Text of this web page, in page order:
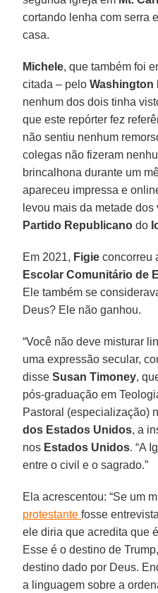
cortando lenha com serra
casa.
Michele, que também foi
citada – peloWashington
nenhum dos dois tinha
que este repórter fez
não sentiu nenhum
colegas não fizeram
brincalhona durante um
apareceu impressa e
levou mais da metade
Partido Republicano do
Em 2021, Figie concorreu
Escolar Comunitário de
Ele também se
Deus? Ele não ganhou.
“Você não deve misturar
uma expressão secular,
disseSusan Timoney,
pós-graduação em
Pastoral (especialização)
dos Estados Unidos, a
nos Estados Unidos. “A
entre o civil e o sagrado.”
Ela acrescentou: “Se um
protestantefosse
ele diria que acredita que
Esse é o destino de
destino dado por Deus.
a linguagem sobre a